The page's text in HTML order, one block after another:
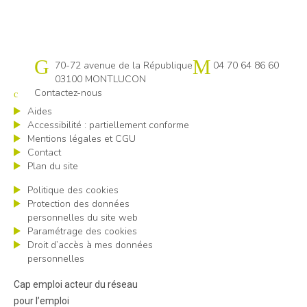
Cap emploi 03
70-72 avenue de la République
03100 MONTLUCON
04 70 64 86 60
Contactez-nous
Aides
Accessibilité : partiellement conforme
Mentions légales et CGU
Contact
Plan du site
Politique des cookies
Protection des données
personnelles du site web
Paramétrage des cookies
Droit d’accès à mes données
personnelles
Cap emploi acteur du réseau
pour l’emploi